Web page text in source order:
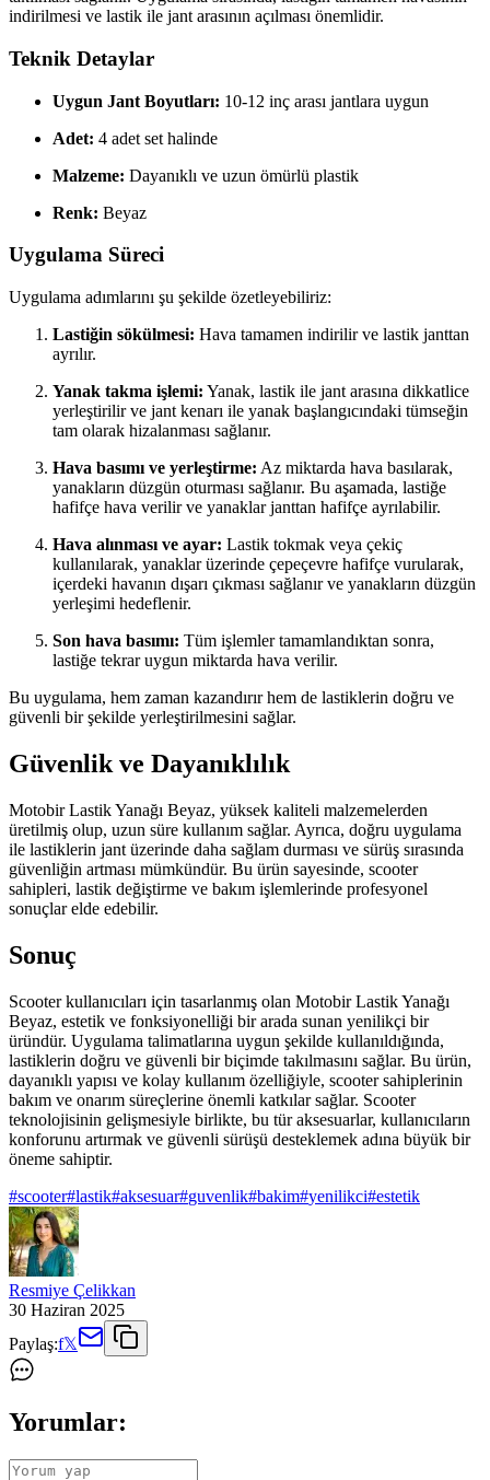
indirilmesi ve lastik ile jant arasının açılması önemlidir.
Teknik Detaylar
Uygun Jant Boyutları: 10-12 inç arası jantlara uygun
Adet: 4 adet set halinde
Malzeme: Dayanıklı ve uzun ömürlü plastik
Renk: Beyaz
Uygulama Süreci
Uygulama adımlarını şu şekilde özetleyebiliriz:
Lastiğin sökülmesi: Hava tamamen indirilir ve lastik janttan
ayrılır.
Yanak takma işlemi: Yanak, lastik ile jant arasına dikkatlice
yerleştirilir ve jant kenarı ile yanak başlangıcındaki tümseğin
tam olarak hizalanması sağlanır.
Hava basımı ve yerleştirme: Az miktarda hava basılarak,
yanakların düzgün oturması sağlanır. Bu aşamada, lastiğe
hafifçe hava verilir ve yanaklar janttan hafifçe ayrılabilir.
Hava alınması ve ayar: Lastik tokmak veya çekiç
kullanılarak, yanaklar üzerinde çepeçevre hafifçe vurularak,
içerdeki havanın dışarı çıkması sağlanır ve yanakların düzgün
yerleşimi hedeflenir.
Son hava basımı: Tüm işlemler tamamlandıktan sonra,
lastiğe tekrar uygun miktarda hava verilir.
Bu uygulama, hem zaman kazandırır hem de lastiklerin doğru ve
güvenli bir şekilde yerleştirilmesini sağlar.
Güvenlik ve Dayanıklılık
Motobir Lastik Yanağı Beyaz, yüksek kaliteli malzemelerden
üretilmiş olup, uzun süre kullanım sağlar. Ayrıca, doğru uygulama
ile lastiklerin jant üzerinde daha sağlam durması ve sürüş sırasında
güvenliğin artması mümkündür. Bu ürün sayesinde, scooter
sahipleri, lastik değiştirme ve bakım işlemlerinde profesyonel
sonuçlar elde edebilir.
Sonuç
Scooter kullanıcıları için tasarlanmış olan Motobir Lastik Yanağı
Beyaz, estetik ve fonksiyonelliği bir arada sunan yenilikçi bir
üründür. Uygulama talimatlarına uygun şekilde kullanıldığında,
lastiklerin doğru ve güvenli bir biçimde takılmasını sağlar. Bu ürün,
dayanıklı yapısı ve kolay kullanım özelliğiyle, scooter sahiplerinin
bakım ve onarım süreçlerine önemli katkılar sağlar. Scooter
teknolojisinin gelişmesiyle birlikte, bu tür aksesuarlar, kullanıcıların
konforunu artırmak ve güvenli sürüşü desteklemek adına büyük bir
öneme sahiptir.
#scooter#lastik#aksesuar#guvenlik#bakim#yenilikci#estetik
Resmiye Çelikkan
30 Haziran 2025
Paylaş:f𝕏
Yorumlar: